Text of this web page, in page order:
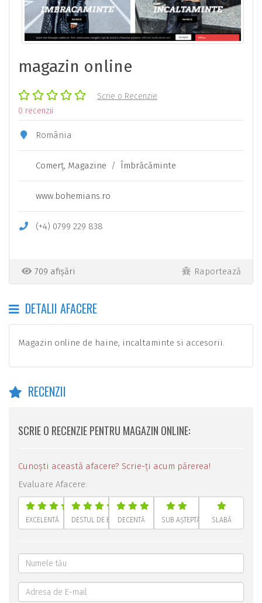
magazin online
Scrie o Recenzie
0 recenzii
România
Comerţ, Magazine / Îmbrăcăminte
www.bohemians.ro
(+4) 0799 229 838
709 afișări Raportează
DETALII AFACERE
Magazin online de haine, incaltaminte si accesorii.
RECENZII
SCRIE O RECENZIE PENTRU MAGAZIN ONLINE:
Cunoști această afacere? Scrie-ți acum părerea!
Evaluare Afacere:
EXCELENTĂ DESTUL DE BUNĂDECENTĂ SUB AȘTEPTĂRI SLABĂ